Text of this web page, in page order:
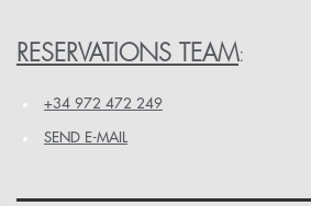
RESERVATIONS TEAM:
+34 972 472 249
SEND E-MAIL